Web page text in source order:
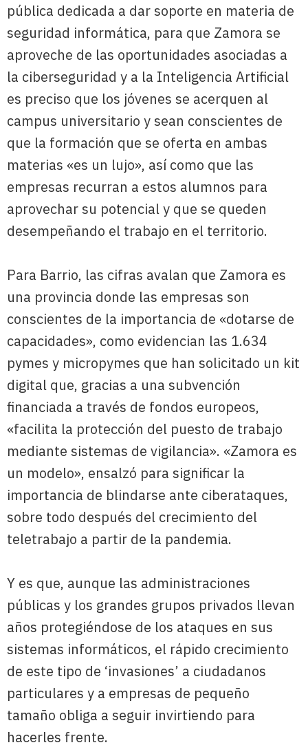
pública dedicada a dar soporte en materia de
seguridad informática, para que Zamora se
aproveche de las oportunidades asociadas a
la ciberseguridad y a la Inteligencia Artificial
es preciso que los jóvenes se acerquen al
campus universitario y sean conscientes de
que la formación que se oferta en ambas
materias «es un lujo», así como que las
empresas recurran a estos alumnos para
aprovechar su potencial y que se queden
desempeñando el trabajo en el territorio.
Para Barrio, las cifras avalan que Zamora es
una provincia donde las empresas son
conscientes de la importancia de «dotarse de
capacidades», como evidencian las 1.634
pymes y micropymes que han solicitado un kit
digital que, gracias a una subvención
financiada a través de fondos europeos,
«facilita la protección del puesto de trabajo
mediante sistemas de vigilancia». «Zamora es
un modelo», ensalzó para significar la
importancia de blindarse ante ciberataques,
sobre todo después del crecimiento del
teletrabajo a partir de la pandemia.
Y es que, aunque las administraciones
públicas y los grandes grupos privados llevan
años protegiéndose de los ataques en sus
sistemas informáticos, el rápido crecimiento
de este tipo de ‘invasiones’ a ciudadanos
particulares y a empresas de pequeño
tamaño obliga a seguir invirtiendo para
hacerles frente.